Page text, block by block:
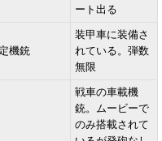
ート出る
機銃
装甲車に装備さ
れている。弾数
無限
戦車の車載機
銃。ムービーで
のみ搭載されて